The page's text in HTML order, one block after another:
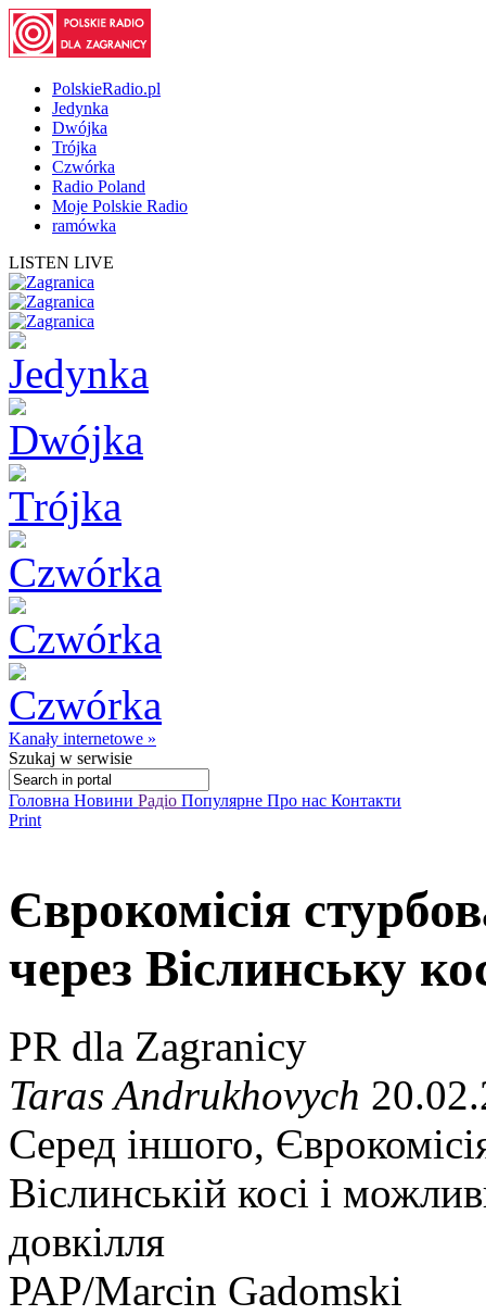
PolskieRadio.pl
Jedynka
Dwójka
Trójka
Czwórka
Radio Poland
Moje Polskie Radio
ramówka
LISTEN LIVE
Kanały internetowe »
Szukaj w serwisie
Головна Новини Радіо Популярне Про нас Контакти
Print
Єврокомісія
через Віслинську
PR dla Zagranicy
Taras Andrukhovych
Серед іншого,
Віслинській косі і
довкілля
PAP/Marcin Gadomski